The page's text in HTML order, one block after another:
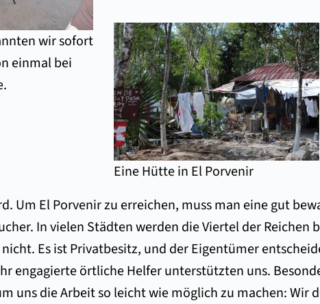
wir sofort
einmal bei
Eine Hütte in El Porvenir
Um El Porvenir zu erreichen, muss man eine gut
In vielen Städten werden die Viertel der Reichen
Es ist Privatbesitz, und der Eigentümer
engagierte örtliche Helfer unterstützten uns.
uns die Arbeit so leicht wie möglich zu machen: Wir